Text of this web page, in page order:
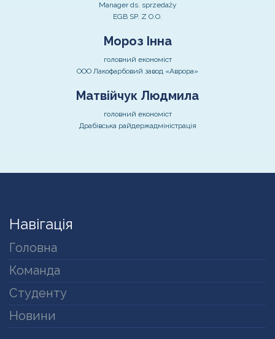
Manager ds. sprzedaży
EGB SP. Z O.O.
Мороз Інна
головний економіст
ООО Лакофарбовий завод «Аврора»
Матвійчук Людмила
головний економіст
Драбівська райдержадміністрація
Навігація
Головна
Команда
Студенту
Новини